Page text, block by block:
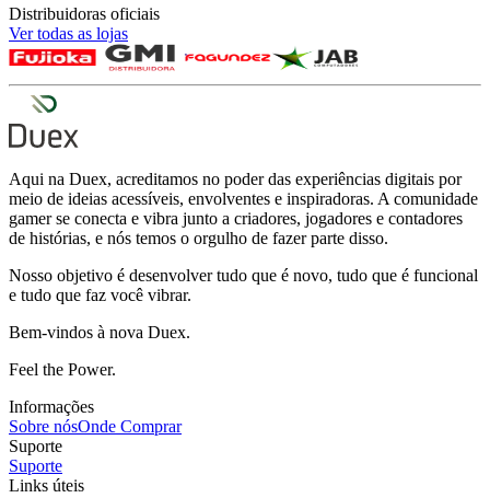
Distribuidoras oficiais
Ver todas as lojas
Aqui na Duex, acreditamos no poder das experiências digitais por
meio de ideias acessíveis, envolventes e inspiradoras. A comunidade
gamer se conecta e vibra junto a criadores, jogadores e contadores
de histórias, e nós temos o orgulho de fazer parte disso.
Nosso objetivo é desenvolver tudo que é novo, tudo que é funcional
e tudo que faz você vibrar.
Bem-vindos à nova Duex.
Feel the Power.
Informações
Sobre nósOnde Comprar
Suporte
Suporte
Links úteis